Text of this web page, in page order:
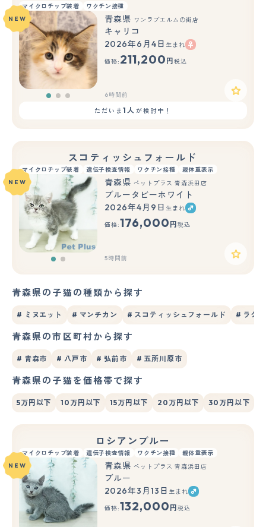
マイクロチップ装着 ワクチン接種
もっと見る
NEW 青森県 ワンラブエルムの街店
キャリコ
2026年6月4日 生まれ
価格: 211,200 円 税込
6時間前
ただいま1人 が検討中！
スコティッシュフォールド
マイクロチップ装着 遺伝子検査情報 ワクチン接種 親体重表示
もっと見る
NEW 青森県 ペットプラス 青森浜田店
ブルータビーホワイト
2026年4月9日 生まれ
価格:176,000 円 税込
5時間前
青森県の子猫の種類から探す
# ミヌエット # マンチカン # スコティッシュフォールド # ラグ
青森県の市区町村から探す
# 青森市 # 八戸市 # 弘前市 # 五所川原市
青森県の子猫を価格帯で探す
5万円以下 10万円以下 15万円以下 20万円以下 30万円以下
ロシアンブルー
マイクロチップ装着 遺伝子検査情報 ワクチン接種 親体重表示
もっと見る
NEW 青森県 ペットプラス 青森浜田店
ブルー
2026年3月13日 生まれ
価格:132,000 円 税込